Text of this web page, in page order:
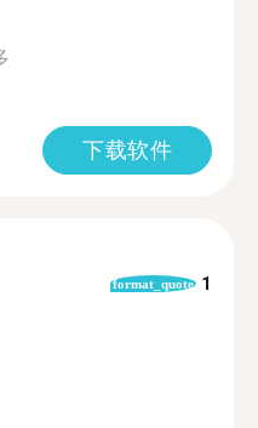
下载软件
format_quote 1